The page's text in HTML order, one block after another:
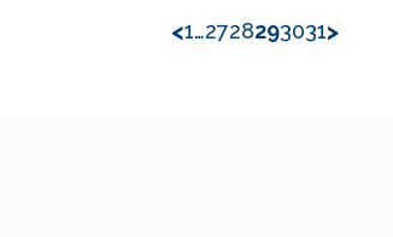
<1…2728293031>